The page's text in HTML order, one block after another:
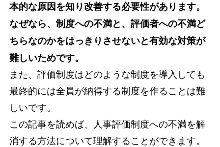
本的な原因を知り改善する必要性があります。
なぜなら、制度への不満と、評価者への不満ど
ちらなのかをはっきりさせないと有効な対策が
難しいためです。
また、評価制度はどのような制度を導入しても
最終的には全員が納得する制度を作ることは難
しいです。
この記事を読めば、人事評価制度への不満を解
消する方法について理解することができます。